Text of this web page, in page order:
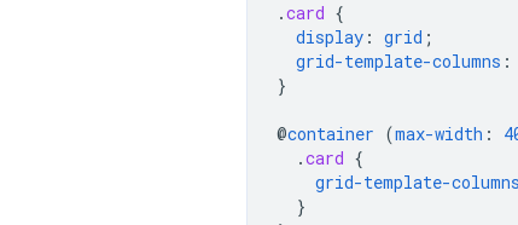
.card {
display : grid ;
grid-template-columns :
}
@container (max-width :
.card {
grid-template-columns
}